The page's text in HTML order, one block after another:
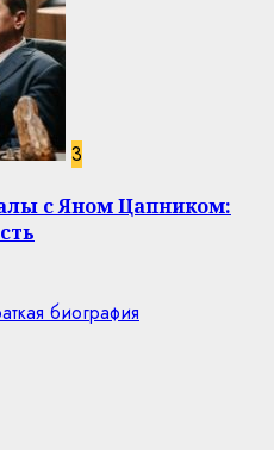
3
с Яном Цапником:
биография